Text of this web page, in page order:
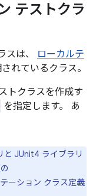
テストクラ
スは、 ローカルテ
れているクラス。
トクラスを作成す
を指定します。 あ
と JUnit4 ライブラリ
ーション クラス定義